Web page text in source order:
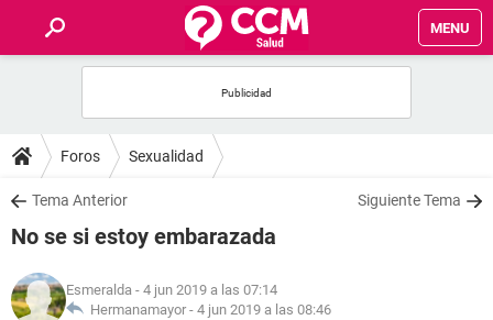
MENU
FOROS
SALUD
NUTRICIÓN
Foros Sexualidad
Tema Anterior Siguiente Tema
No se si estoy embarazada
Esmeralda - 4 jun 2019 a las 07:14
Hermanamayor - 4 jun 2019 a las 08:46